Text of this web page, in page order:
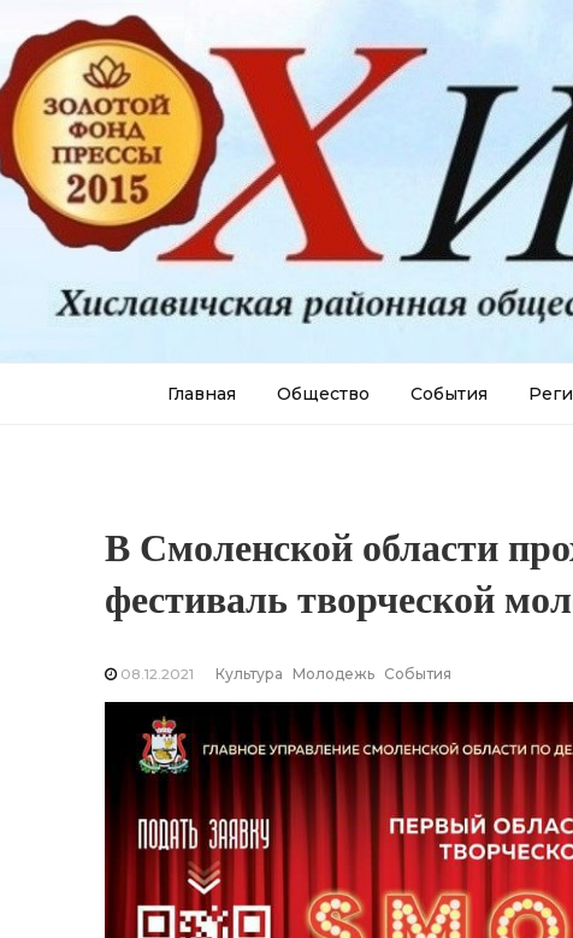
Главная Общество События
В Смоленской области
фестиваль творческой
08.12.2021 Культура Молодежь События